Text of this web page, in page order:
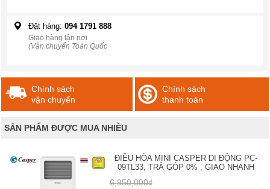
Đặt hàng: 094 1791 888
Giao hàng tận nơi
(Vận chuyển Toàn Quốc
Chính sách
vận chuyển
Chính sách
thanh toán
SẢN PHẨM ĐƯỢC MUA NHIỀU
ĐIỀU HÒA MINI CASPER DI ĐỘNG PC-
09TL33, TRẢ GÓP 0% , GIAO NHANH
6,950,000₫